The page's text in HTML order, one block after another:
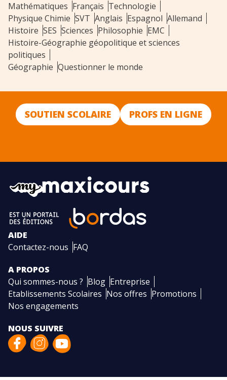
Mathématiques Français Technologie
Physique Chimie SVT Anglais Espagnol Allemand
Histoire SES Sciences Philosophie EMC
Histoire-Géographie géopolitique et sciences
politiques
Géographie Questionner le monde
SOUTIEN SCOLAIRE PROFS EN LIGNE
AIDE
Contactez-nous FAQ
A PROPOS
Qui sommes-nous ? Blog Entreprise
Etablissements Scolaires Nos offres Promotions
Nos engagements
NOUS SUIVRE